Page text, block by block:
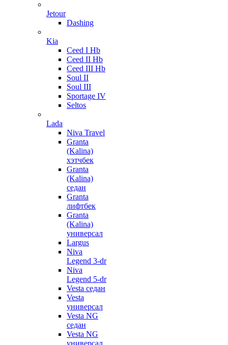
Jetour
Dashing
Kia
Ceed I Hb
Ceed II Hb
Ceed III Hb
Soul II
Soul III
Sportage IV
Seltos
Lada
Niva Travel
Granta
(Kalina)
хэтчбек
Granta
(Kalina)
седан
Granta
лифтбек
Granta
(Kalina)
универсал
Largus
Niva
Legend 3-dr
Niva
Legend 5-dr
Vesta седан
Vesta
универсал
Vesta NG
седан
Vesta NG
универсал